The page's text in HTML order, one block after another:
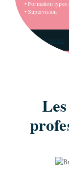
• Formation types
• Supervision
Découvrir